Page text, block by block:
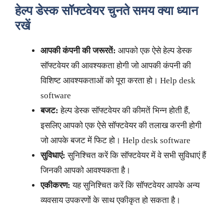
हेल्प डेस्क सॉफ्टवेयर चुनते समय क्या ध्यान
रखें
आपकी कंपनी की जरूरतें: आपको एक ऐसे हेल्प डेस्क
सॉफ्टवेयर की आवश्यकता होगी जो आपकी कंपनी की
विशिष्ट आवश्यकताओं को पूरा करता हो। Help desk
software
बजट: हेल्प डेस्क सॉफ्टवेयर की कीमतें भिन्न होती हैं,
इसलिए आपको एक ऐसे सॉफ्टवेयर की तलाख करनी होगी
जो आपके बजट में फिट हो। Help desk software
सुविधाएं: सुनिश्चित करें कि सॉफ्टवेयर में वे सभी सुविधाएं हैं
जिनकी आपको आवश्यकता है।
एकीकरण: यह सुनिश्चित करें कि सॉफ्टवेयर आपके अन्य
व्यवसाय उपकरणों के साथ एकीकृत हो सकता है।